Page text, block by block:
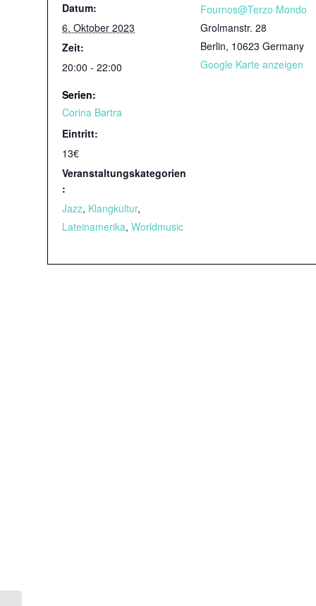
Datum:
6. Oktober 2023
Zeit:
20:00 - 22:00
Serien:
Corina Bartra
Eintritt:
13€
Veranstaltungskategorien
:
Jazz, Klangkultur,
Lateinamerika, Worldmusic
Fournos@Terzo Mondo
Grolmanstr. 28
Berlin, 10623 Germany
Google Karte anzeigen